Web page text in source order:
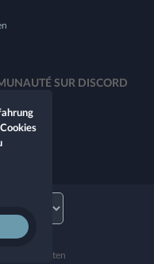
SUR DISCORD
vorbehalten